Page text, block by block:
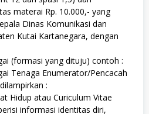
materai Rp. 10.000,- yang
Dinas Komunikasi dan
Kutai Kartanegara, dengan
(formasi yang dituju) contoh :
Tenaga Enumerator/Pencacah
:
Hidup atau Curiculum Vitae
informasi identitas diri,